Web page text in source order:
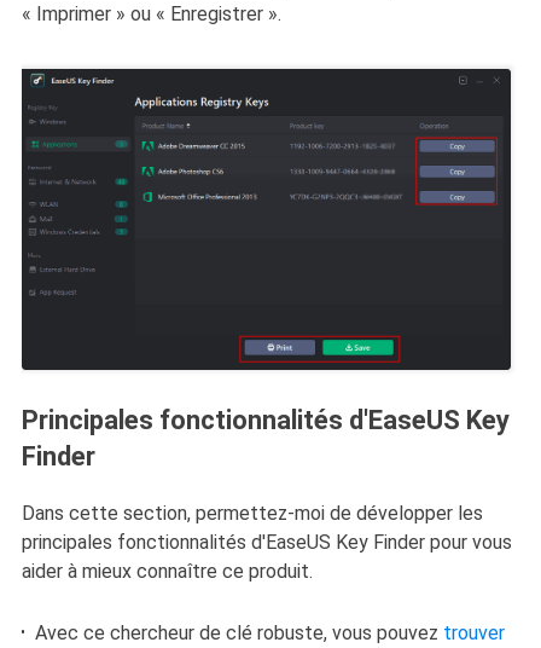
« Imprimer » ou « Enregistrer ».
Principales fonctionnalités d'EaseUS Key
Finder
Dans cette section, permettez-moi de développer les
principales fonctionnalités d'EaseUS Key Finder pour vous
aider à mieux connaître ce produit.
Avec ce chercheur de clé robuste, vous pouvez trouver